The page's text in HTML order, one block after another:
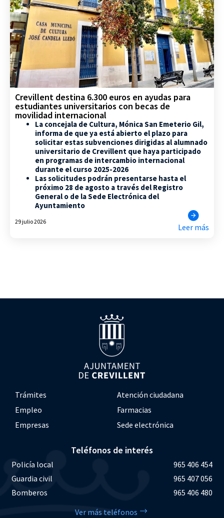
Crevillent destina 6.300 euros en ayudas para
estudiantes universitarios con becas de
movilidad internacional
La concejala de Cultura, Mónica San Emeterio Gil,
informa de que ya está abierto el plazo para
solicitar estas subvenciones dirigidas al alumnado
universitario de Crevillent que haya participado
en programas de intercambio internacional
durante el curso 2025-2026
Las solicitudes podrán presentarse hasta el
próximo 28 de agosto a través del Registro
General o de la Sede Electrónica del
Ayuntamiento
29 julio 2026
Leer más
Trámites
Atención ciudadana
Empleo
Farmacias
Empresas
Sede electrónica
Teléfonos de interés
Policía local
965 406 454
Guardia civil
965 407 056
Bomberos
965 406 480
Ver más teléfonos